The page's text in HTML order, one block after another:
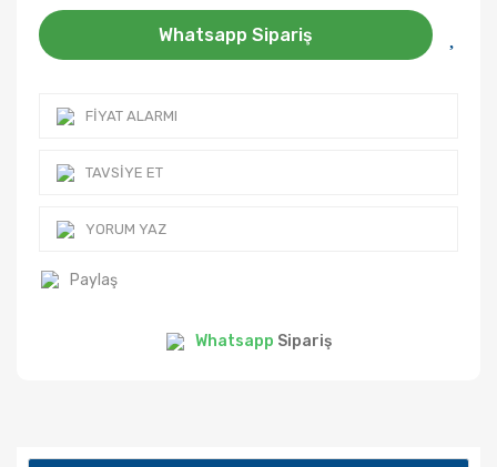
Whatsapp Sipariş
FIYAT ALARMI
TAVSIYE ET
YORUM YAZ
Paylaş
Whatsapp Sipariş